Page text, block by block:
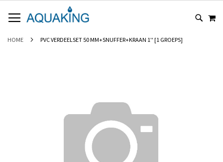
NAAR
DE
HOME PVC VERDEELSET 50 MM+SNUFFER+KRAAN 1'' [1 GROEPS]